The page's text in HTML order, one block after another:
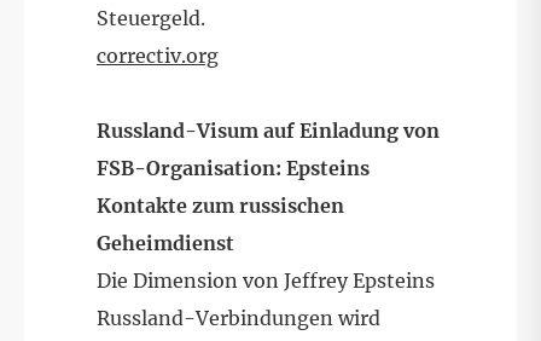
Steuergeld.
correctiv.org
Russland-Visum auf Einladung von
FSB-Organisation: Epsteins
Kontakte zum russischen
Geheimdienst
Die Dimension von Jeffrey Epsteins
Russland-Verbindungen wird